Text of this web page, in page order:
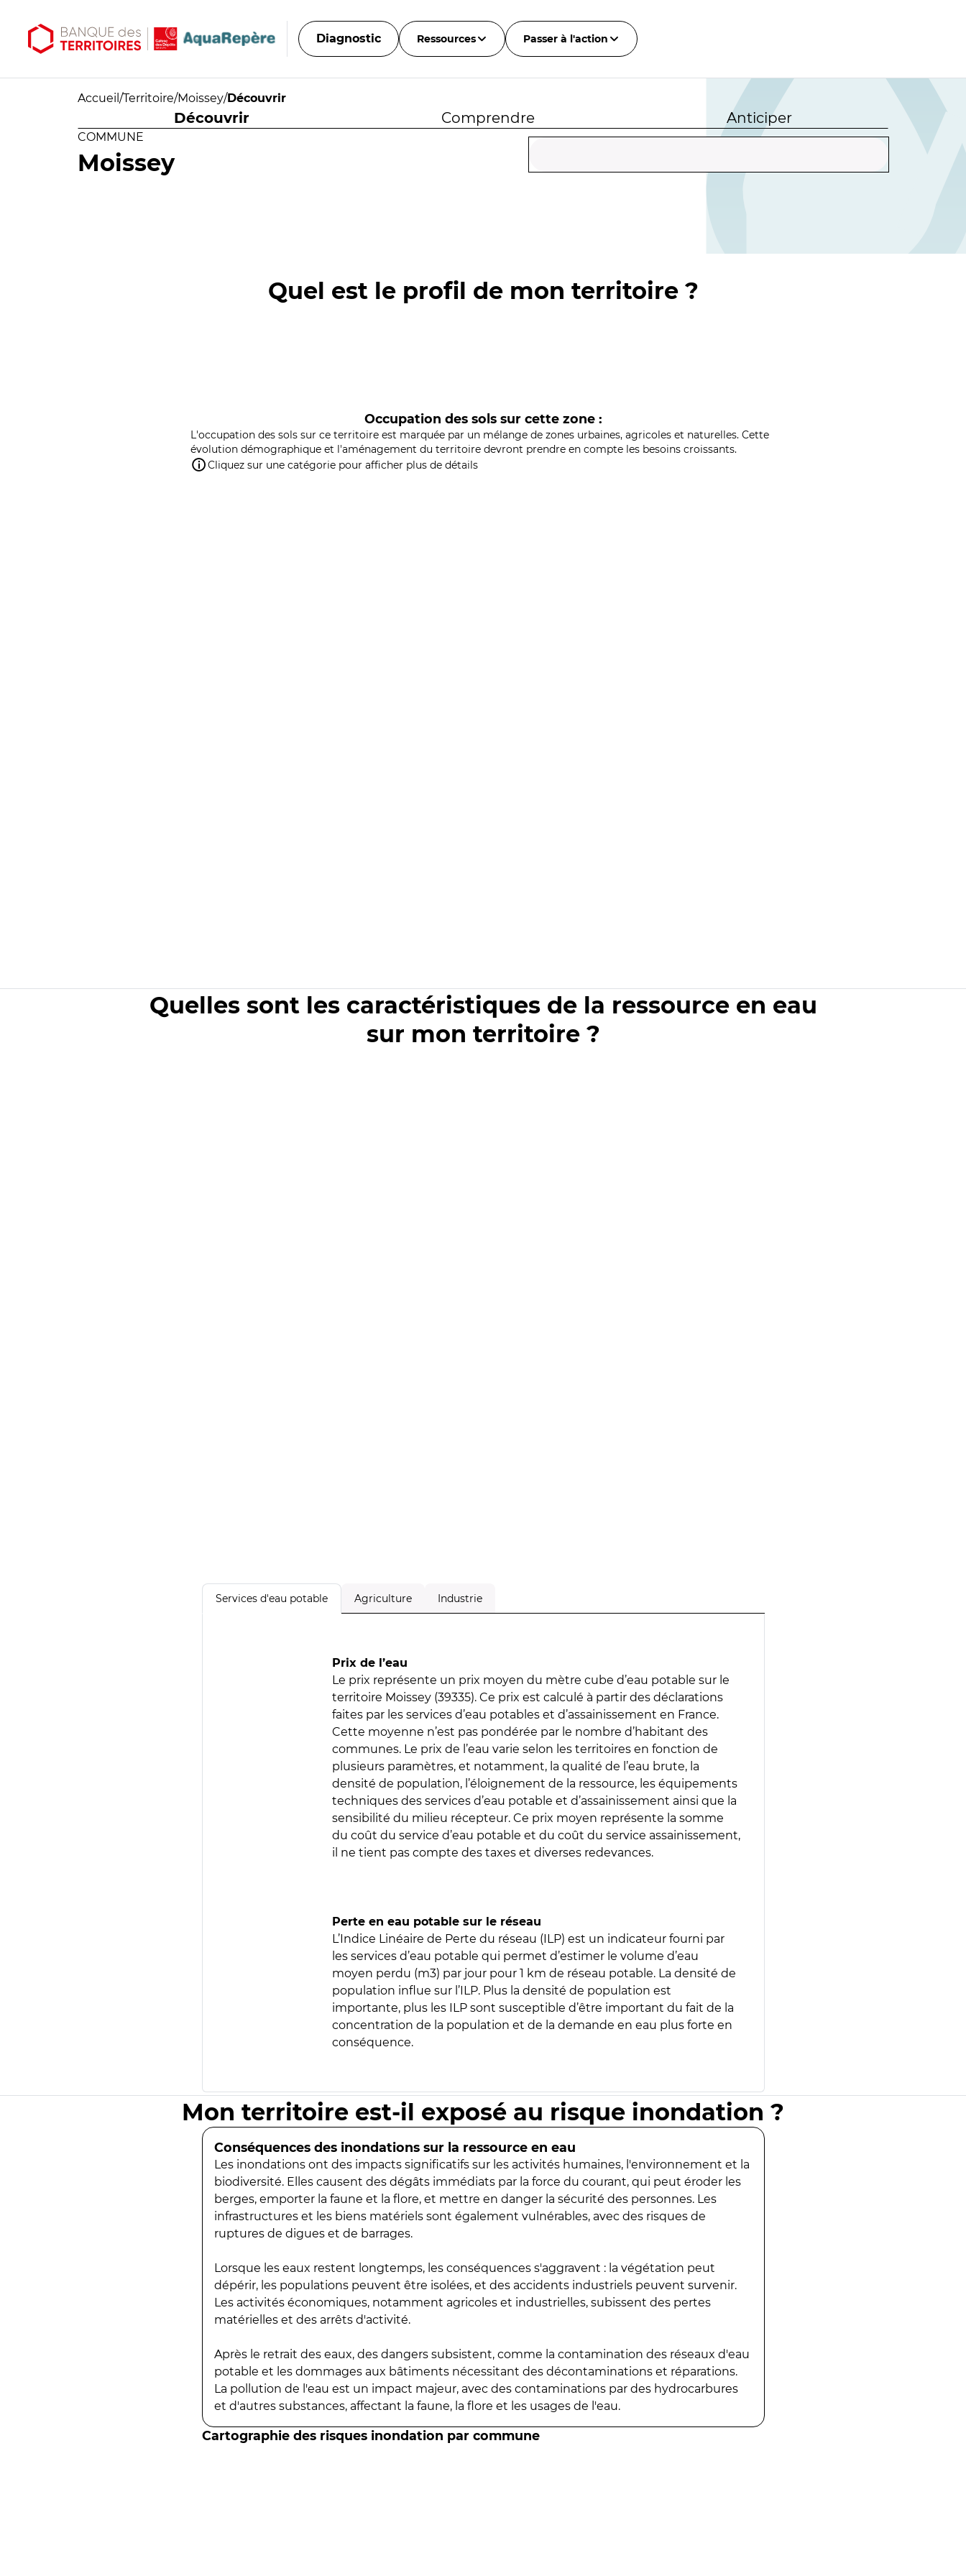
Diagnostic Ressources Passer à l'action
Accueil /Territoire/Moissey/Découvrir
Découvrir Comprendre Anticiper
COMMUNE
Moissey
Quel est le profil de mon territoire ?
Occupation des sols sur cette zone :
L'occupation des sols sur ce territoire est marquée par un mélange de zones urbaines, agricoles et naturelles. Cette
évolution démographique et l'aménagement du territoire devront prendre en compte les besoins croissants.
Cliquez sur une catégorie pour afficher plus de détails
Quelles sont les caractéristiques de la ressource en eau
sur mon territoire ?
Services d'eau potable Agriculture Industrie
Prix de l’eau
Le prix représente un prix moyen du mètre cube d’eau potable sur le
territoire Moissey (39335). Ce prix est calculé à partir des déclarations
faites par les services d’eau potables et d’assainissement en France.
Cette moyenne n’est pas pondérée par le nombre d’habitant des
communes. Le prix de l’eau varie selon les territoires en fonction de
plusieurs paramètres, et notamment, la qualité de l’eau brute, la
densité de population, l’éloignement de la ressource, les équipements
techniques des services d’eau potable et d’assainissement ainsi que la
sensibilité du milieu récepteur. Ce prix moyen représente la somme
du coût du service d’eau potable et du coût du service assainissement,
il ne tient pas compte des taxes et diverses redevances.
Perte en eau potable sur le réseau
L’Indice Linéaire de Perte du réseau (ILP) est un indicateur fourni par
les services d’eau potable qui permet d’estimer le volume d’eau
moyen perdu (m3) par jour pour 1 km de réseau potable. La densité de
population influe sur l’ILP. Plus la densité de population est
importante, plus les ILP sont susceptible d’être important du fait de la
concentration de la population et de la demande en eau plus forte en
conséquence.
Mon territoire est-il exposé au risque inondation ?
Conséquences des inondations sur la ressource en eau
Les inondations ont des impacts significatifs sur les activités humaines, l'environnement et la
biodiversité. Elles causent des dégâts immédiats par la force du courant, qui peut éroder les
berges, emporter la faune et la flore, et mettre en danger la sécurité des personnes. Les
infrastructures et les biens matériels sont également vulnérables, avec des risques de
ruptures de digues et de barrages.
Lorsque les eaux restent longtemps, les conséquences s'aggravent : la végétation peut
dépérir, les populations peuvent être isolées, et des accidents industriels peuvent survenir.
Les activités économiques, notamment agricoles et industrielles, subissent des pertes
matérielles et des arrêts d'activité.
Après le retrait des eaux, des dangers subsistent, comme la contamination des réseaux d'eau
potable et les dommages aux bâtiments nécessitant des décontaminations et réparations.
La pollution de l'eau est un impact majeur, avec des contaminations par des hydrocarbures
et d'autres substances, affectant la faune, la flore et les usages de l'eau.
Cartographie des risques inondation par commune